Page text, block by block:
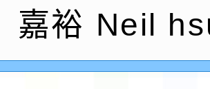
性（防空）演習－
年金融知識線上
學年度第1學
嘉裕 Neil